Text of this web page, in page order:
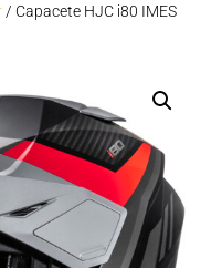
/ Capacete HJC i80 IMES